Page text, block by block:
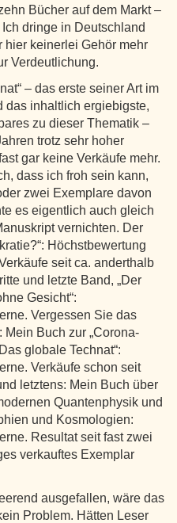
Bücher auf dem Markt –
dringe in Deutschland
hier keinerlei Gehör mehr
Verdeutlichung.
– das erste seiner Art im
das inhaltlich ergiebigste,
zu dieser Thematik –
trotz sehr hoher
gar keine Verkäufe mehr.
dass ich froh sein kann,
zwei Exemplare davon
es eigentlich auch gleich
vernichten. Der
Höchstbewertung
seit ca. anderthalb
und letzte Band, „Der
Gesicht“:
Vergessen Sie das
Mein Buch zur „Corona-
globale Technat“:
Verkäufe schon seit
letztens: Mein Buch über
Quantenphysik und
und Kosmologien:
Resultat seit fast zwei
verkauftes Exemplar
ausgefallen, wäre das
Problem. Hätten Leser